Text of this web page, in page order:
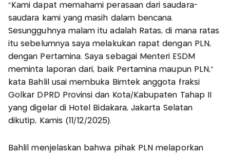
"Kami dapat memahami perasaan dari saudara-
saudara kami yang masih dalam bencana.
Sesungguhnya malam itu adalah Ratas, di mana ratas
itu sebelumnya saya melakukan rapat dengan PLN,
dengan Pertamina. Saya sebagai Menteri ESDM
meminta laporan dari, baik Pertamina maupun PLN,"
kata Bahlil usai membuka Bimtek anggota fraksi
Golkar DPRD Provinsi dan Kota/Kabupaten Tahap II
yang digelar di Hotel Bidakara, Jakarta Selatan
dikutip, Kamis (11/12/2025).
Bahlil menjelaskan bahwa pihak PLN melaporkan